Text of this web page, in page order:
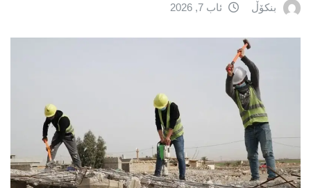
بنکۆڵ ئاب 7, 2026